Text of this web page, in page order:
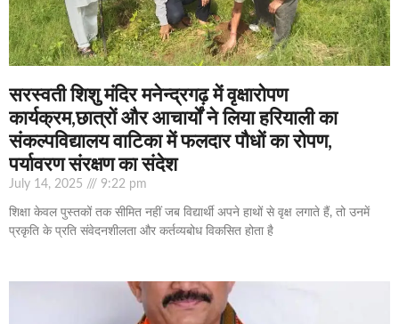
सरस्वती शिशु मंदिर मनेन्द्रगढ़ में वृक्षारोपण
कार्यक्रम,छात्रों और आचार्यों ने लिया हरियाली का
संकल्पविद्यालय वाटिका में फलदार पौधों का रोपण,
पर्यावरण संरक्षण का संदेश
July 14, 2025 9:22 pm
शिक्षा केवल पुस्तकों तक सीमित नहीं जब विद्यार्थी अपने हाथों से वृक्ष लगाते हैं, तो उनमें
प्रकृति के प्रति संवेदनशीलता और कर्तव्यबोध विकसित होता है